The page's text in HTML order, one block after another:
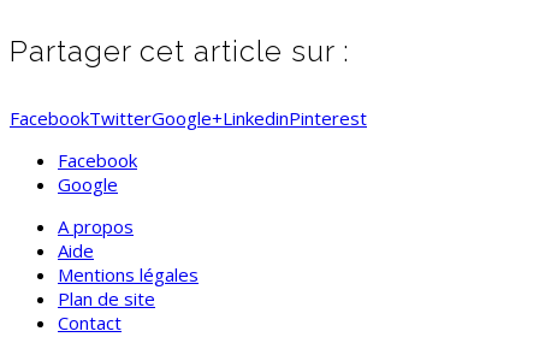
Partager cet article sur :
FacebookTwitterGoogle+LinkedinPinterest
Facebook
Google
A propos
Aide
Mentions légales
Plan de site
Contact